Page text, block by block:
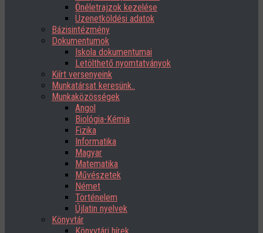
Önéletrajzok kezelése
Üzenetköldési adatok
Bázisintézmény
Dokumentumok
Iskola dokumentumai
Letölthető nyomtatványok
Kiírt versenyeink
Munkatársat keresünk..
Munkaközösségek
Angol
Biológia-Kémia
Fizika
Informatika
Magyar
Matematika
Művészetek
Német
Történelem
Újlatin nyelvek
Könyvtár